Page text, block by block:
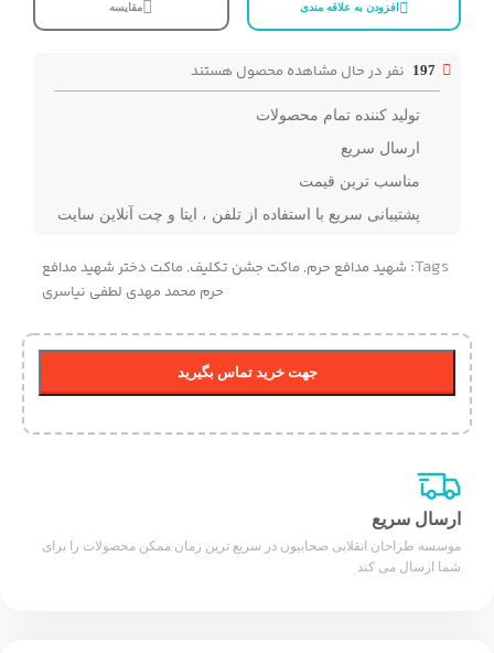
افزودن به علاقه مندی مقایسه
197 نفر در حال مشاهده محصول هستند
تولید کننده تمام محصولات
ارسال سریع
مناسب ترین قیمت
پشتیبانی سریع با استفاده از تلفن ، ایتا و چت آنلاین سایت
Tags: شهید مدافع حرم, ماکت جشن تکلیف, ماکت دختر شهید مدافع
حرم محمد مهدی لطفی نیاسری
جهت خرید تماس بگیرید
ارسال سریع
موسسه طراحان انقلابی صحابیون در سریع ترین زمان ممکن محصولات را برای
شما ارسال می کند